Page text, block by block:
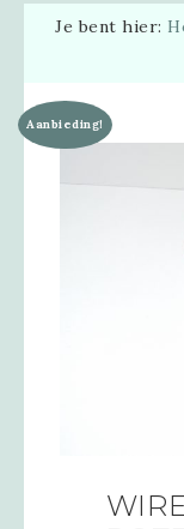
Je bent hier:
Aanbieding!